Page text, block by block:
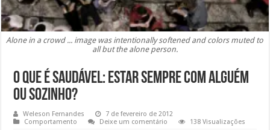
Alone in a crowd ... image was intentionally softened and colors muted to
all but the alone person.
O que é saudável: estar sempre com alguém
ou sozinho?
Weleson Fernandes
7 de fevereiro de 2012
Comportamento
Deixe um comentário 138 Visualizações